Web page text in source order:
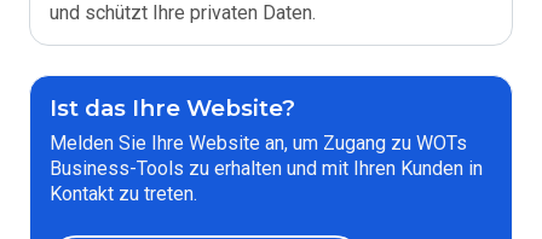
und schützt Ihre privaten Daten.
Ist das Ihre Website?
Melden Sie Ihre Website an, um Zugang zu WOTs
Business-Tools zu erhalten und mit Ihren Kunden in
Kontakt zu treten.